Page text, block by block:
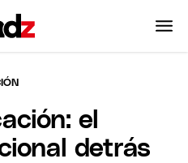
el
detrás